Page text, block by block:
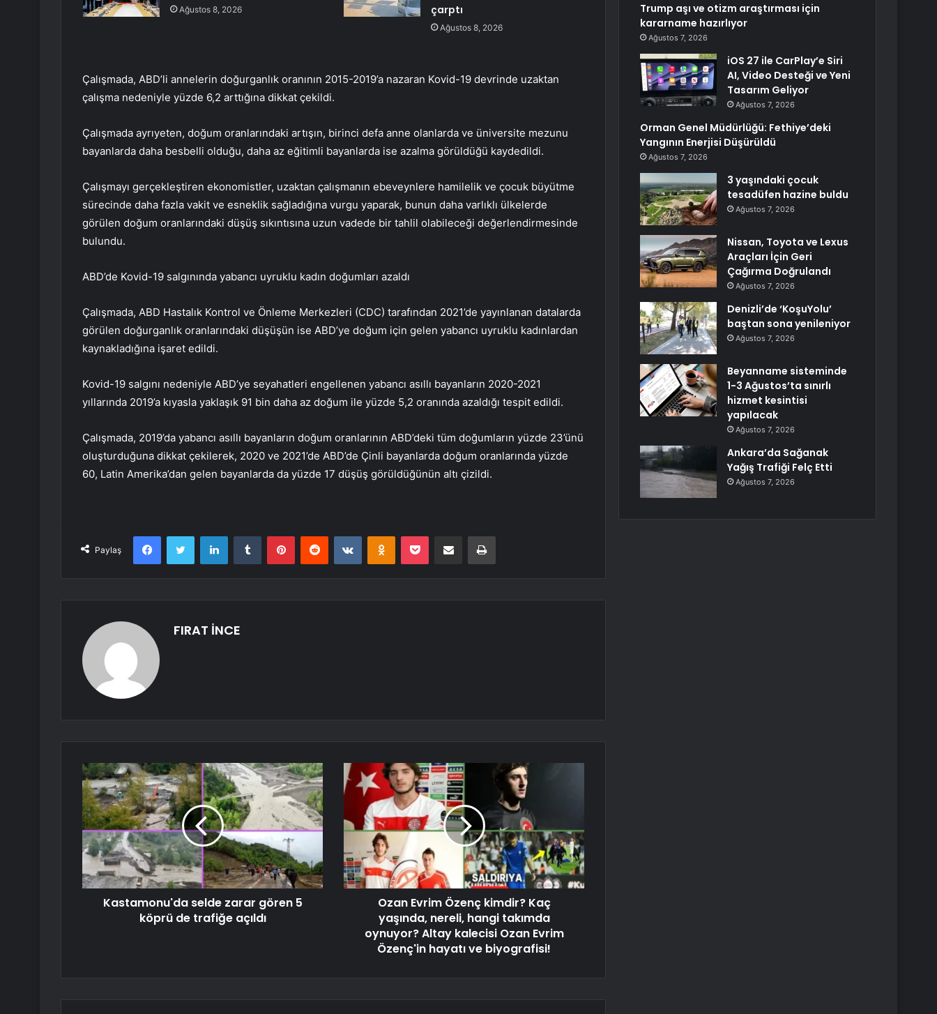
Ağustos 8, 2026
çarptı
Ağustos 8, 2026
Çalışmada, ABD’li annelerin doğurganlık oranının 2015-2019’a nazaran Kovid-19 devrinde uzaktan
çalışma nedeniyle yüzde 6,2 arttığına dikkat çekildi.
Çalışmada ayrıyeten, doğum oranlarındaki artışın, birinci defa anne olanlarda ve üniversite mezunu
bayanlarda daha besbelli olduğu, daha az eğitimli bayanlarda ise azalma görüldüğü kaydedildi.
Çalışmayı gerçekleştiren ekonomistler, uzaktan çalışmanın ebeveynlere hamilelik ve çocuk büyütme
sürecinde daha fazla vakit ve esneklik sağladığına vurgu yaparak, bunun daha varlıklı ülkelerde
görülen doğum oranlarındaki düşüş sıkıntısına uzun vadede bir tahlil olabileceği değerlendirmesinde
bulundu.
ABD’de Kovid-19 salgınında yabancı uyruklu kadın doğumları azaldı
Çalışmada, ABD Hastalık Kontrol ve Önleme Merkezleri (CDC) tarafından 2021’de yayınlanan datalarda
görülen doğurganlık oranlarındaki düşüşün ise ABD’ye doğum için gelen yabancı uyruklu kadınlardan
kaynakladığına işaret edildi.
Kovid-19 salgını nedeniyle ABD’ye seyahatleri engellenen yabancı asıllı bayanların 2020-2021
yıllarında 2019’a kıyasla yaklaşık 91 bin daha az doğum ile yüzde 5,2 oranında azaldığı tespit edildi.
Çalışmada, 2019’da yabancı asıllı bayanların doğum oranlarının ABD’deki tüm doğumların yüzde 23’ünü
oluşturduğuna dikkat çekilerek, 2020 ve 2021’de ABD’de Çinli bayanlarda doğum oranlarında yüzde
60, Latin Amerika’dan gelen bayanlarda da yüzde 17 düşüş görüldüğünün altı çizildi.
Paylaş
FacebookTwitter LinkedInTumblr PinterestReddit VKontakteOdnoklassniki
Pocket E-Posta ile paylaş Yazdır
FIRAT İNCE
Kastamonu'da selde zarar gören 5
köprü de trafiğe açıldı
Ozan Evrim Özenç kimdir? Kaç
yaşında, nereli, hangi takımda
oynuyor? Altay kalecisi Ozan Evrim
Özenç'in hayatı ve biyografisi!
Trump aşı ve otizm araştırması için
kararname hazırlıyor
Ağustos 7, 2026
iOS 27 ile CarPlay’e Siri
AI, Video Desteği ve Yeni
Tasarım Geliyor
Ağustos 7, 2026
Orman Genel Müdürlüğü: Fethiye’deki
Yangının Enerjisi Düşürüldü
Ağustos 7, 2026
3 yaşındaki çocuk
tesadüfen hazine buldu
Ağustos 7, 2026
Nissan, Toyota ve Lexus
Araçları İçin Geri
Çağırma Doğrulandı
Ağustos 7, 2026
Denizli’de ‘KoşuYolu’
baştan sona yenileniyor
Ağustos 7, 2026
Beyanname sisteminde
1-3 Ağustos’ta sınırlı
hizmet kesintisi
yapılacak
Ağustos 7, 2026
Ankara’da Sağanak
Yağış Trafiği Felç Etti
Ağustos 7, 2026